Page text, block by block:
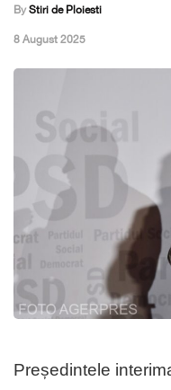
By Stiri de Ploiesti
,8 August 2025
Președintele